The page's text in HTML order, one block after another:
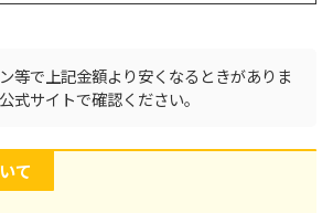
等で上記金額より安くなるときがありま
式サイトで確認ください。
て